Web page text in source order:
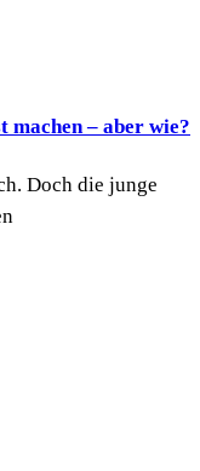
machen – aber wie?
Doch die junge